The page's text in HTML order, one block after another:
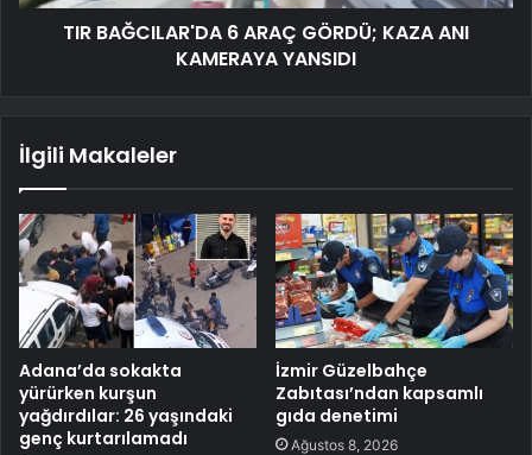
TIR BAĞCILAR'DA 6 ARAÇ GÖRDÜ; KAZA ANI
KAMERAYA YANSIDI
İlgili Makaleler
Adana’da sokakta
yürürken kurşun
yağdırdılar: 26 yaşındaki
genç kurtarılamadı
İzmir Güzelbahçe
Zabıtası’ndan kapsamlı
gıda denetimi
Ağustos 8, 2026